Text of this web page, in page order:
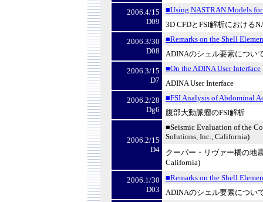
2006.4/15
D09
■Using NASTRAN Models for
3D CFDと FSI解析における
2006.3/30
D08
■Remarks on the Shell
ADINAのシェル要素につ
2006.3/15
D7
■On the ADINA User Interface
ADINA User Interface
2006.2/28
Dg6
■FSI Analysis of Abdominal
腹部大動脈瘤のFSI解析
2006.2/15
D4
■Seismic Evaluation of the
Solutions, Inc., California)
クーパー・リヴァー橋の地
California)
2006.1/30
D03
■Remarks on the Shell
ADINAのシェル要素につい